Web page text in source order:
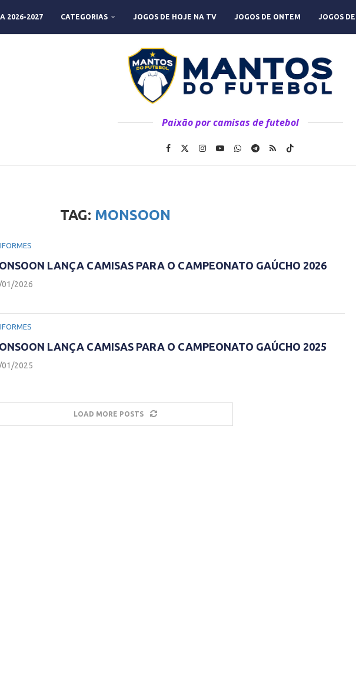
2026-2027 CATEGORIAS JOGOS DE HOJE NA TV JOGOS DE ONTEM JOGOS
Paixão por camisas de futebol
TAG: MONSOON
LANÇA CAMISAS PARA O CAMPEONATO GAÚCHO 2026
2026
LANÇA CAMISAS PARA O CAMPEONATO GAÚCHO 2025
2025
LOAD MORE POSTS